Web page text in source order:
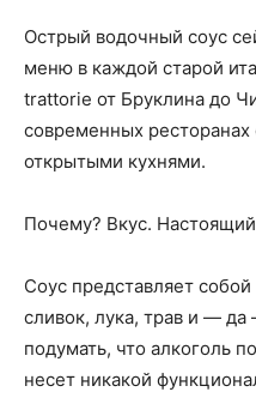
Острый водочный соус
меню в каждой старой
trattorie от Бруклина до
современных
открытыми кухнями.
Почему? Вкус. Настоящий
Соус представляет
сливок, лука, трав и —
подумать, что алкоголь
несет никакой